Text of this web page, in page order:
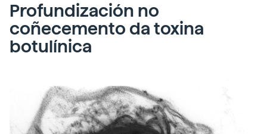
Profundización no
coñecemento da toxina
botulínica